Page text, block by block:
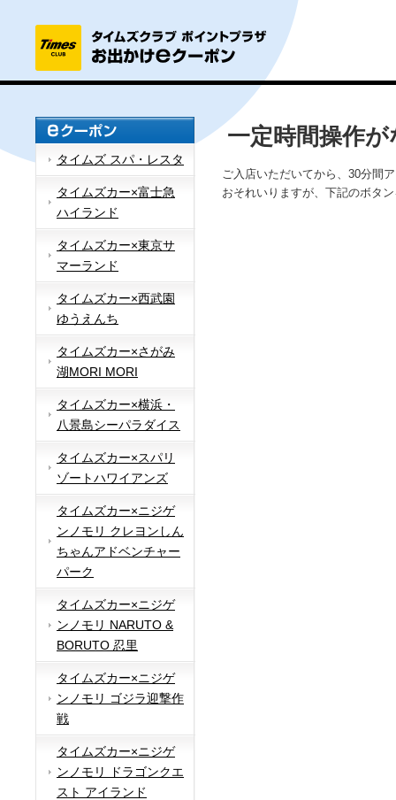
タイムズ スパ・レスタ
タイムズカー×富士急
ハイランド
タイムズカー×東京サ
マーランド
タイムズカー×西武園
ゆうえんち
タイムズカー×さがみ
湖MORI MORI
タイムズカー×横浜・
八景島シーパラダイス
タイムズカー×スパリ
ゾートハワイアンズ
タイムズカー×ニジゲ
ンノモリ クレヨンしん
ちゃんアドベンチャー
パーク
タイムズカー×ニジゲ
ンノモリ NARUTO &
BORUTO 忍里
タイムズカー×ニジゲ
ンノモリ ゴジラ迎撃作
戦
タイムズカー×ニジゲ
ンノモリ ドラゴンクエ
スト アイランド
一定時間操作
ご入店いただいてから、30分間
おそれいりますが、下記のボタ